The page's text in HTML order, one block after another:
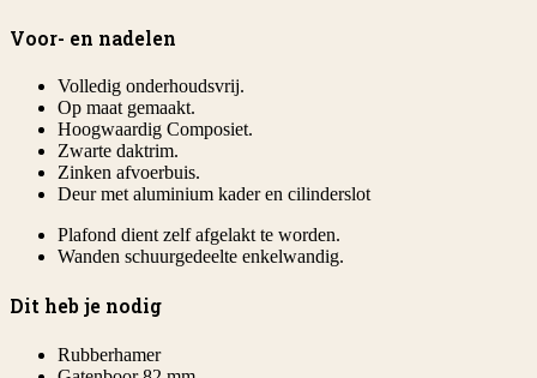
Voor- en nadelen
Volledig onderhoudsvrij.
Op maat gemaakt.
Hoogwaardig Composiet.
Zwarte daktrim.
Zinken afvoerbuis.
Deur met aluminium kader en cilinderslot
Plafond dient zelf afgelakt te worden.
Wanden schuurgedeelte enkelwandig.
Dit heb je nodig
Rubberhamer